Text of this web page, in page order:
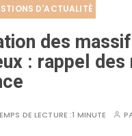
D'ACTUALITÉ
des
: rappel
DE LECTURE :1 MINUTE